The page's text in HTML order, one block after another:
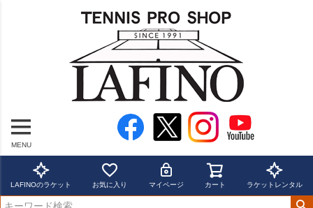
MENU
LAFINOのラケット お気に入り マイページ カート ラケットレンタル